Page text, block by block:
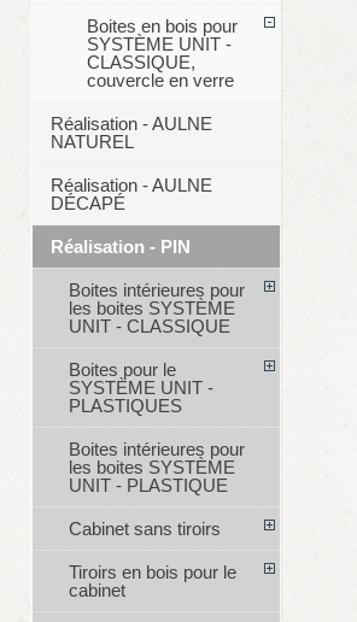
Boites en bois pour
SYSTÈME UNIT -
CLASSIQUE,
couvercle en verre
Réalisation - AULNE
NATUREL
Réalisation - AULNE
DÉCAPÉ
Réalisation - PIN
Boites intérieures pour
les boites SYSTÈME
UNIT - CLASSIQUE
Boites pour le
SYSTÈME UNIT -
PLASTIQUES
Boites intérieures pour
les boites SYSTÈME
UNIT - PLASTIQUE
Cabinet sans tiroirs
Tiroirs en bois pour le
cabinet